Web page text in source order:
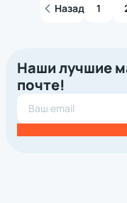
Назад 1
Наши лучшие
почте!